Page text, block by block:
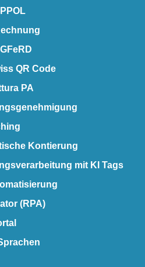
QR Code
PA
Kontierung
mit KI Tags
(RPA)